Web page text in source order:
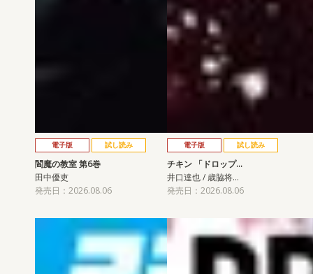
電子版 試し読み
閻魔の教室 第6巻
田中優吏
発売日：2026.08.06
電子版 試し読み
チキン 「ドロップ…
井口達也 / 歳脇将…
発売日：2026.08.06